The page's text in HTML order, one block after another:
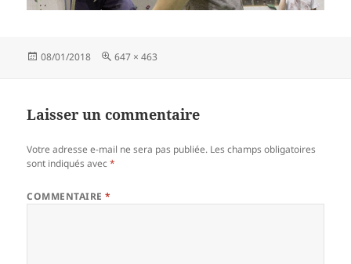
Publié
08/01/2018
Taille
647 × 463
Laisser un commentaire
Votre adresse e-mail ne sera pas publiée. Les champs obligatoires
sont indiqués avec*
COMMENTAIRE*